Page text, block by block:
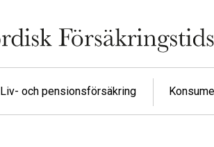
Liv- och pensionsförsäkring